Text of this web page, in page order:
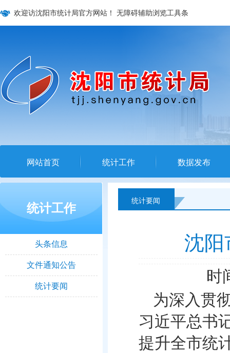
欢迎访沈阳市统计局官方网站！ 无障碍辅助浏览工具条
网站首页 统计工作 数据发布
统计工作
头条信息
文件通知公告
统计要闻
统计要闻
沈阳
时
为深入贯
习近平总书
提升全市统